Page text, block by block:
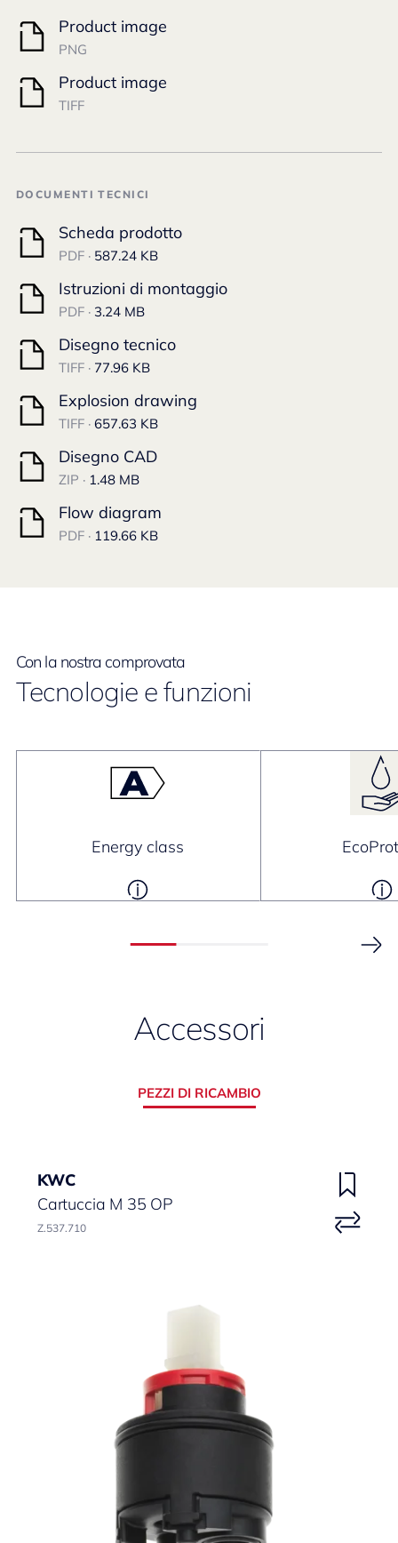
Product image
PNG
Product image
TIFF
DOCUMENTI TECNICI
Scheda prodotto
PDF · 587.24 KB
Istruzioni di montaggio
PDF · 3.24 MB
Disegno tecnico
TIFF · 77.96 KB
Explosion drawing
TIFF · 657.63 KB
Disegno CAD
ZIP · 1.48 MB
Flow diagram
PDF · 119.66 KB
Con la nostra comprovata
Tecnologie e funzioni
Energy class
Accessori
PEZZI DI RICAMBIO
KWC
Cartuccia M 35 OP
Z.537.710